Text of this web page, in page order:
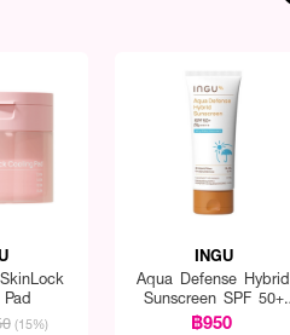
(15%)
INGU
Aqua Defense Hybrid
Sunscreen SPF 50+
PA++++
฿950